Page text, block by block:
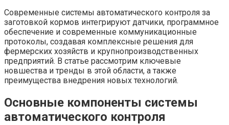
Современные системы автоматического контроля за
заготовкой кормов интегрируют датчики, программное
обеспечение и современные коммуникационные
протоколы, создавая комплексные решения для
фермерских хозяйств и крупнопроизводственных
предприятий. В статье рассмотрим ключевые
новшества и тренды в этой области, а также
преимущества внедрения новых технологий.
Основные компоненты системы
автоматического контроля